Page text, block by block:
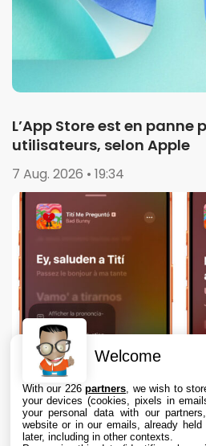
L’App Store est en panne
utilisateurs, selon Apple
7 Aug. 2026 • 19:34
Welcome
With our 226partners , we wish to
your devices (cookies, pixels in
your personal data with our
website or in our emails, already
later, including in other contexts.